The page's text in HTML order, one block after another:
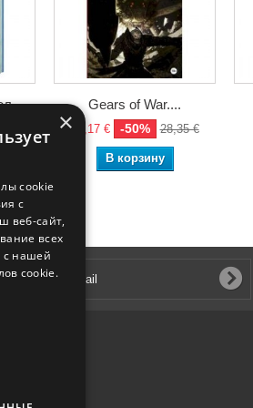
Gears of War....
14,17 € -50% 28,35 €
В корзину
×
cookie
с
веб-сайт,
всех
с нашей
cookie.